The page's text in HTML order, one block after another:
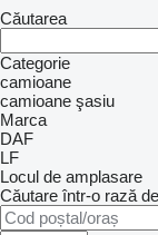
Căutarea
Categorie
camioane
camioane şasiu
Marca
DAF
LF
Locul de amplasare
Căutare într-o rază de